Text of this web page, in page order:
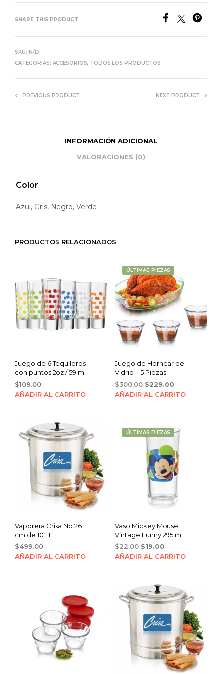
SHARE THIS PRODUCT
SKU: N/D
CATEGORÍAS: ACCESORIOS, TODOS LOS PRODUCTOS
PREVIOUS PRODUCT NEXT PRODUCT
INFORMACIÓN ADICIONAL
VALORACIONES (0)
Color
Azul, Gris, Negro, Verde
PRODUCTOS RELACIONADOS
Juego de 6 Tequileros
con puntos 2oz / 59 ml
$109.00
AÑADIR AL CARRITO
ÚLTIMAS PIEZAS
Juego de Hornear de
Vidrio – 5 Piezas
$300.00 Original
price
$229.00Current
price
AÑADIR AL CARRITO
Vaporera Crisa No.26
cm de 10 Lt
$499.00
AÑADIR AL CARRITO
ÚLTIMAS PIEZAS
Vaso Mickey Mouse
Vintage Funny 295 ml
$22.00 Original
price
$19.00Current
price
AÑADIR AL CARRITO